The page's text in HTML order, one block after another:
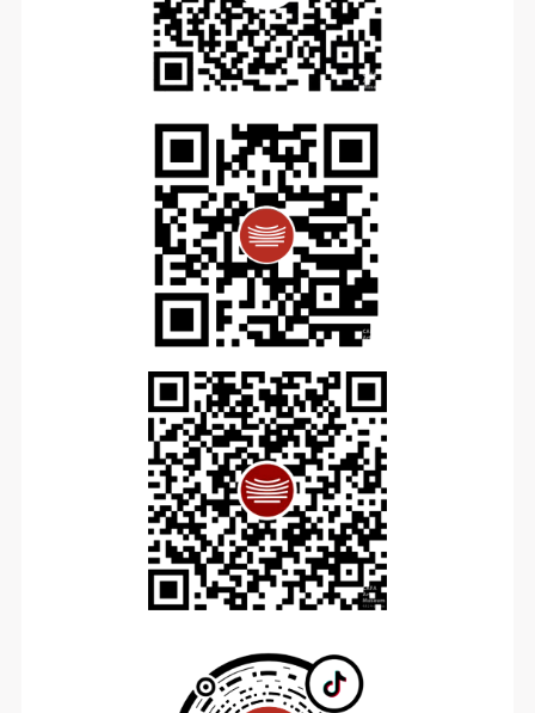
手机号码
手机号码将作为您的登录账号
验证码
登录
可使用雅昌艺术网会员账户登录